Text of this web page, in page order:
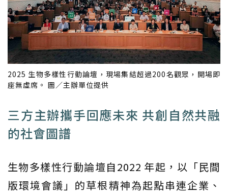
2025 生物多樣性行動論壇，現場集結超過200名觀眾，開場即
座無虛席。 圖／主辦單位提供
三方主辦攜手回應未來 共創自然共融
的社會圖譜
生物多樣性行動論壇自2022 年起，以「民間
版環境會議」的草根精神為起點串連企業、